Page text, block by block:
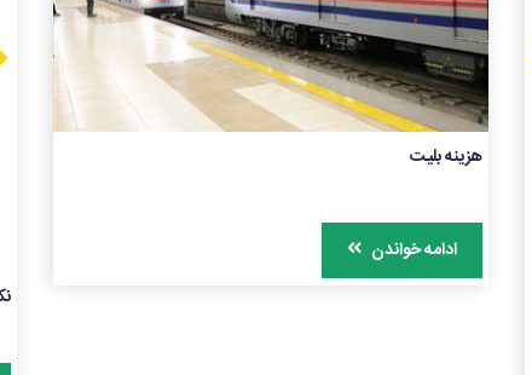
هزینه بلیت
ادامه خواندن